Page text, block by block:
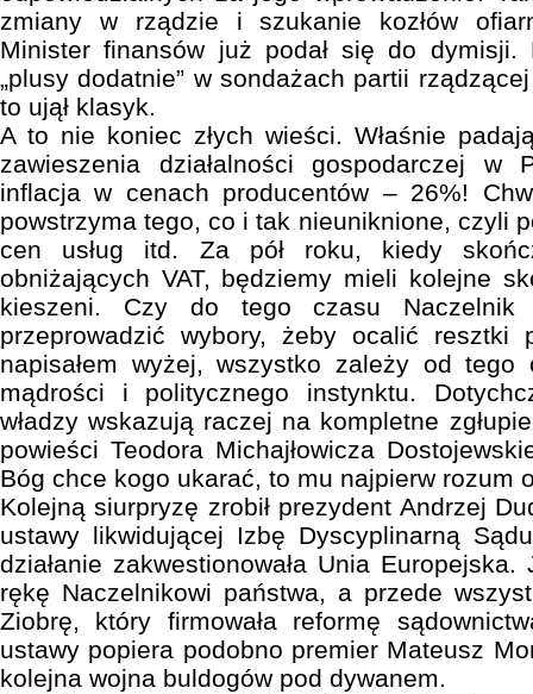
zmiany w rządzie i szukanie kozłów
Minister finansów już podał się do dymisji.
„plusy dodatnie” w sondażach partii
to ujął klasyk.
A to nie koniec złych wieści. Właśnie
zawieszenia działalności gospodarczej
inflacja w cenach producentów – 26%!
powstrzyma tego, co i tak nieuniknione, czyli
cen usług itd. Za pół roku, kiedy
obniżających VAT, będziemy mieli kolejne
kieszeni. Czy do tego czasu Naczelnik
przeprowadzić wybory, żeby ocalić resztki
napisałem wyżej, wszystko zależy od tego
mądrości i politycznego instynktu.
władzy wskazują raczej na kompletne
powieści Teodora Michajłowicza
Bóg chce kogo ukarać, to mu najpierw rozum
Kolejną siurpryzę zrobił prezydent Andrzej
ustawy likwidującej Izbę Dyscyplinarną
działanie zakwestionowała Unia
rękę Naczelnikowi państwa, a przede
Ziobrę, który firmowała reformę
ustawy popiera podobno premier Mateusz
kolejna wojna buldogów pod dywanem.